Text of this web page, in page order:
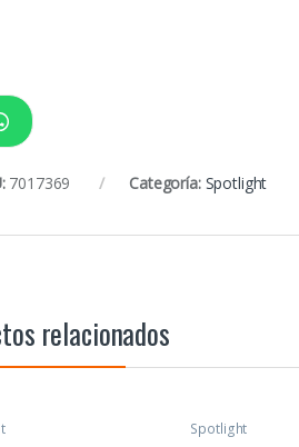
7017369 Categoría: Spotlight
relacionados
Spotlight